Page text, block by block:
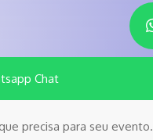
Chat
precisa para seu evento.